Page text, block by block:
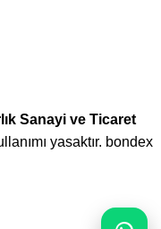
Sanayi ve Ticaret
yasaktır. bondex